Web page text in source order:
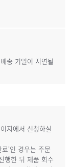
송 기일이 지연될
지에서 신청하실
료’인 경우는 주문
행한 뒤 제품 회수